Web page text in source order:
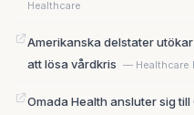
Healthcare
Amerikanska delstater
att lösa vårdkris — Healthcare
Omada Health ansluter sig